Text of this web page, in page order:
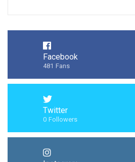
Facebook
481 Fans
Twitter
0 Followers